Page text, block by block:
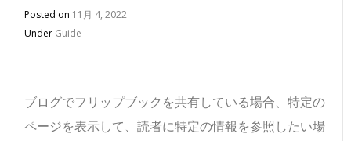
Posted on 11月 4, 2022
Under Guide
ブログでフリップブックを共有している場合、特定の
ページを表示して、読者に特定の情報を参照したい場